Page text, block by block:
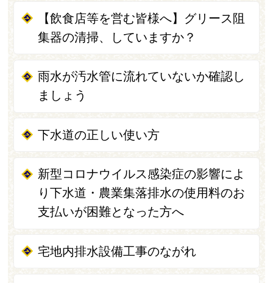
【飲食店等を営む皆様へ】グリース阻
集器の清掃、していますか？
雨水が汚水管に流れていないか確認し
ましょう
下水道の正しい使い方
新型コロナウイルス感染症の影響によ
り下水道・農業集落排水の使用料のお
支払いが困難となった方へ
宅地内排水設備工事のながれ